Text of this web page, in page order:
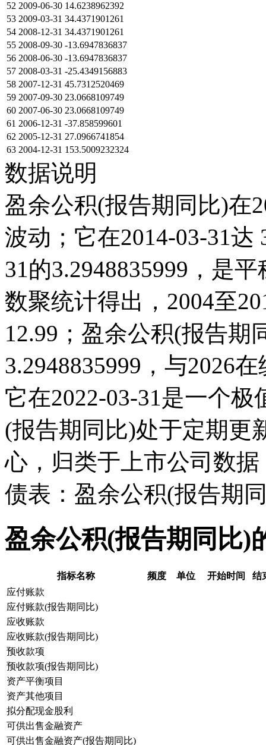
52 2009-06-30 14.6238962392
53 2009-03-31 34.4371901261
54 2008-12-31 34.4371901261
55 2008-09-30 -13.6947836837
56 2008-06-30 -13.6947836837
57 2008-03-31 -25.4349156883
58 2007-12-31 45.7312520469
59 2007-09-30 23.0668109749
60 2007-06-30 23.0668109749
61 2006-12-31 -37.858599601
62 2005-12-31 27.0966741854
63 2004-12-31 153.5009232324
数据说明
盈余公积(报告期同比)在
波动；它在2014-03-31达
31的3.2948835999，是
数聚统计得出，2004至
12.99；盈余公积(报告期
3.2948835999，与2026
它在2022-03-31是一个
(报告期同比)处于定期更
心，归类于上市公司数
债表：盈余公积(报告期
盈余公积(报告期同比)
指标名称 频度 单位 开始时间
结
应付账款
应付账款(报告期同比)
应收账款
应收账款(报告期同比)
预收款项
预收款项(报告期同比)
资产平衡项目
资产其他项目
拟分配现金股利
可供出售金融资产
可供出售金融资产(报告期同比)